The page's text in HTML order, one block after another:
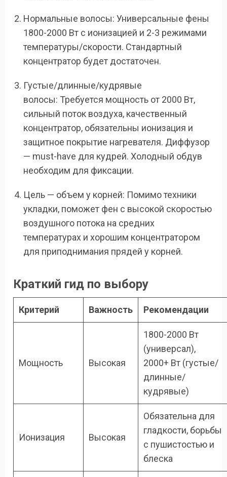
Нормальные волосы: Универсальные фены
1800-2000 Вт с ионизацией и 2-3 режимами
температуры/скорости. Стандартный
концентратор будет достаточен.
Густые/длинные/кудрявые
волосы: Требуется мощность от 2000 Вт,
сильный поток воздуха, качественный
концентратор, обязательны ионизация и
защитное покрытие нагревателя. Диффузор
— must-have для кудрей. Холодный обдув
необходим для фиксации.
Цель — объем у корней: Помимо техники
укладки, поможет фен с высокой скоростью
воздушного потока на средних
температурах и хорошим концентратором
для приподнимания прядей у корней.
Краткий гид по выбору
Критерий Важность Рекомендации
Мощность Высокая
1800-2000 Вт
(универсал),
2000+ Вт (густые/
длинные/
кудрявые)
Ионизация Высокая
Обязательна для
гладкости, борьбы
с пушистостью и
блеска